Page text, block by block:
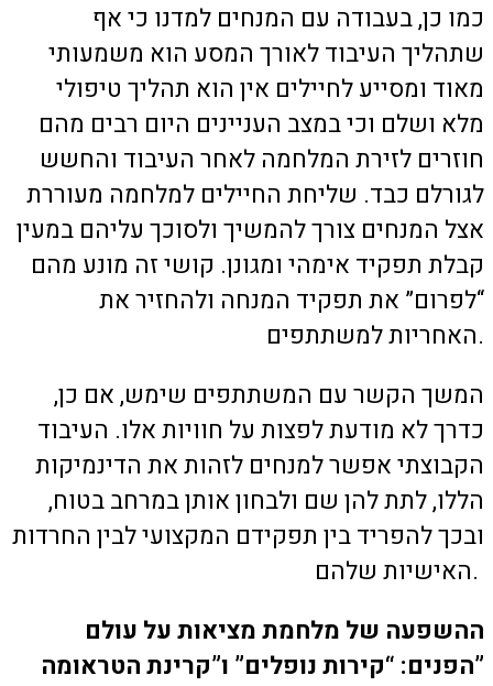
כמו כן, בעבודה עם המנחים למדנו כי אף
שתהליך העיבוד לאורך המסע הוא משמעותי
מאוד ומסייע לחיילים אין הוא תהליך טיפולי
מלא ושלם וכי במצב העניינים היום רבים מהם
חוזרים לזירת המלחמה לאחר העיבוד והחשש
לגורלם כבד. שליחת החיילים למלחמה מעוררת
אצל המנחים צורך להמשיך ולסוכך עליהם במעין
קבלת תפקיד אימהי ומגונן. קושי זה מונע מהם
“לפרום” את תפקיד המנחה ולהחזיר את
האחריות למשתתפים.
המשך הקשר עם המשתתפים שימש, אם כן,
כדרך לא מודעת לפצות על חוויות אלו. העיבוד
הקבוצתי אפשר למנחים לזהות את הדינמיקות
הללו, לתת להן שם ולבחון אותן במרחב בטוח,
ובכך להפריד בין תפקידם המקצועי לבין החרדות
האישיות שלהם.
ההשפעה של מלחמת מציאות על עולם
הפנים: “קירות נופלים” ו”קרינת הטראומה”